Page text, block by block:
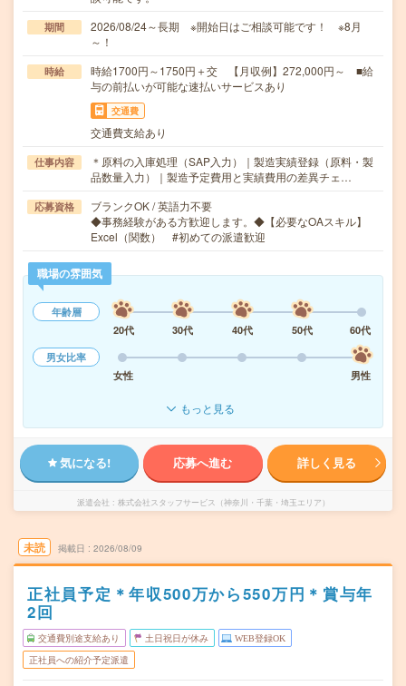
期間
2026/08/24～長期 ※開始日はご相談可能です！ ※8月
～！
時給
時給1700円～1750円＋交 【月収例】272,000円～ ■給
与の前払いが可能な速払いサービスあり
交通費
交通費支給あり
仕事内容
＊原料の入庫処理（SAP入力）｜製造実績登録（原料・製
品数量入力）｜製造予定費用と実績費用の差異チェ…
応募資格
ブランクOK / 英語力不要
◆事務経験がある方歓迎します。◆【必要なOAスキル】
Excel（関数） #初めての派遣歓迎
職場の雰囲気
年齢層
20代
30代 40代 50代
60代
男女比率
女性
男性
もっと見る
気になる! 応募へ進む 詳しく見る
派遣会社 株式会社スタッフサービス（神奈川・千葉・埼玉エリア）
未読 掲載日 2026/08/09
正社員予定＊年収500万から550万円＊賞与年
2回
交通費別途支給あり 土日祝日が休み WEB登録OK
正社員への紹介予定派遣